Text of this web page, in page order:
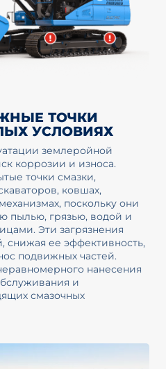
ТОЧКИ
УСЛОВИЯХ
землеройной
коррозии и износа.
точки смазки,
ковшах,
поскольку они
пылью, грязью, водой и
Эти загрязнения
снижая ее эффективность,
подвижных частей.
нанесения
и
смазочных